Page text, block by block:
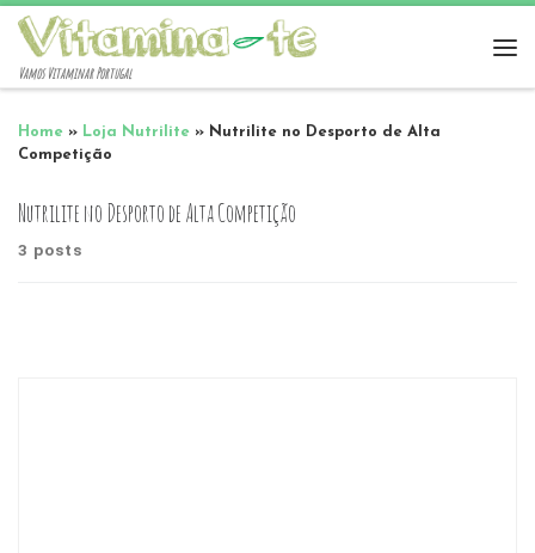
Vamos Vitaminar Portugal
Home » Loja Nutrilite » Nutrilite no Desporto de Alta
Competição
Nutrilite no Desporto de Alta Competição
3 posts